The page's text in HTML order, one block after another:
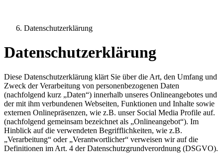
Datenschutzerklärung
Datenschutzerklärung
Diese Datenschutzerklärung klärt Sie über die Art, den Umfang und
Zweck der Verarbeitung von personenbezogenen Daten
(nachfolgend kurz „Daten“) innerhalb unseres Onlineangebotes und
der mit ihm verbundenen Webseiten, Funktionen und Inhalte sowie
externen Onlinepräsenzen, wie z.B. unser Social Media Profile auf.
(nachfolgend gemeinsam bezeichnet als „Onlineangebot“). Im
Hinblick auf die verwendeten Begrifflichkeiten, wie z.B.
„Verarbeitung“ oder „Verantwortlicher“ verweisen wir auf die
Definitionen im Art. 4 der Datenschutzgrundverordnung (DSGVO).